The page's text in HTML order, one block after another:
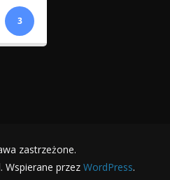
3
zastrzeżone.
Wspierane przez WordPress.